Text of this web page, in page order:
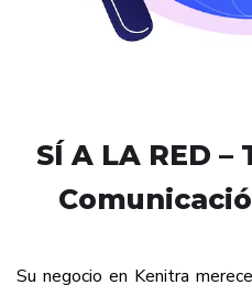
SÍ A LA RED
Su negocio en Kenitra